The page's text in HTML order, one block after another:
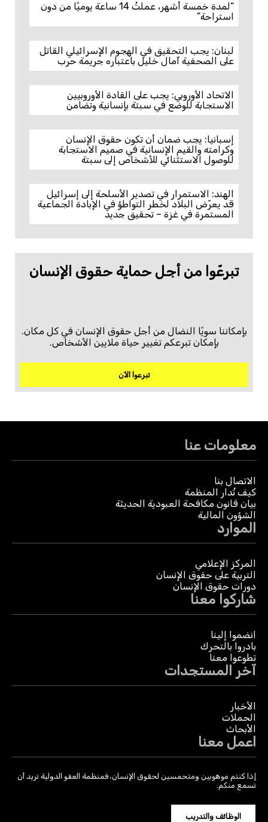
“لمدة خمسة أشهر، عملتُ 14 ساعة يوميًا من دون
استراحة”
لبنان: يجب التحقيق في الهجوم الإسرائيلي القاتل
على الصحفية آمال خليل باعتباره جريمة حرب
الاتحاد الأوروبي: يجب على القادة الأوروبيين
الاستجابة للوضع في سبتة بإنسانية وتضامن
إسبانيا: يجب ضمان أن تكون حقوق الإنسان
وكرامته والقيم الإنسانية في صميم الاستجابة
للوصول الاستثنائي للأشخاص إلى سبتة
الهند: الاستمرار في تصدير الأسلحة إلى إسرائيل
قد يعرّض البلاد لخطر التواطؤ في الإبادة الجماعية
المستمرة في غزة – تحقيق جديد
تبرعّوا من أجل حماية حقوق الإنسان
بإمكاننا سويًا النضال من أجل حقوق الإنسان في كل مكان.
بإمكان تبرعكم تغيير حياة ملايين الأشخاص.
تبرعوا الآن
معلومات عنا
الاتصال بنا
كيف تُدار المنظمة
بيان قانون مكافحة العبودية الحديثة
الشؤون المالية
الموارد
المركز الإعلامي
التربية على حقوق الإنسان
دورات حقوق الإنسان
شاركوا معنا
انضموا إلينا
بادروا بالتحرك
تطوعوا معنا
آخر المستجدات
الأخبار
الحملات
الأبحاث
اعمل معنا
إذا كنتم موهوبين ومتحمسين لحقوق الإنسان، فمنظمة العفو الدولية تريد أن
تسمع منكم.
الوظائف والتدريب